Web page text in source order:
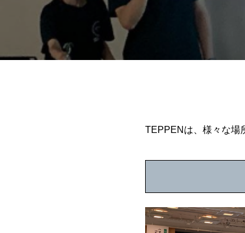
TEPPENは、様々な場